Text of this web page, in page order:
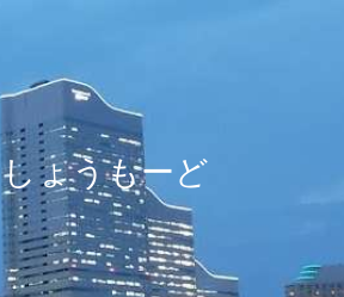
しょうもーど